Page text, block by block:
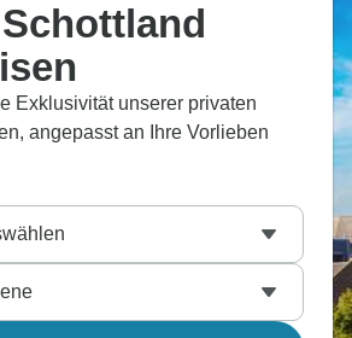
Exklusivität unserer privaten
angepasst an Ihre Vorlieben